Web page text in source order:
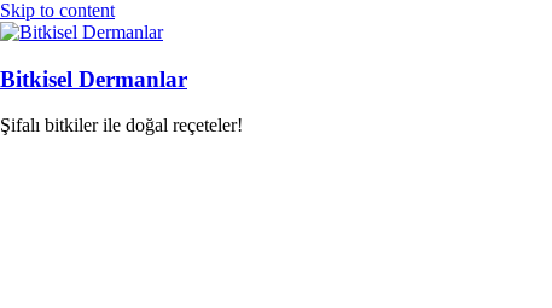
Skip to content
Bitkisel Dermanlar
Şifalı bitkiler ile doğal reçeteler!